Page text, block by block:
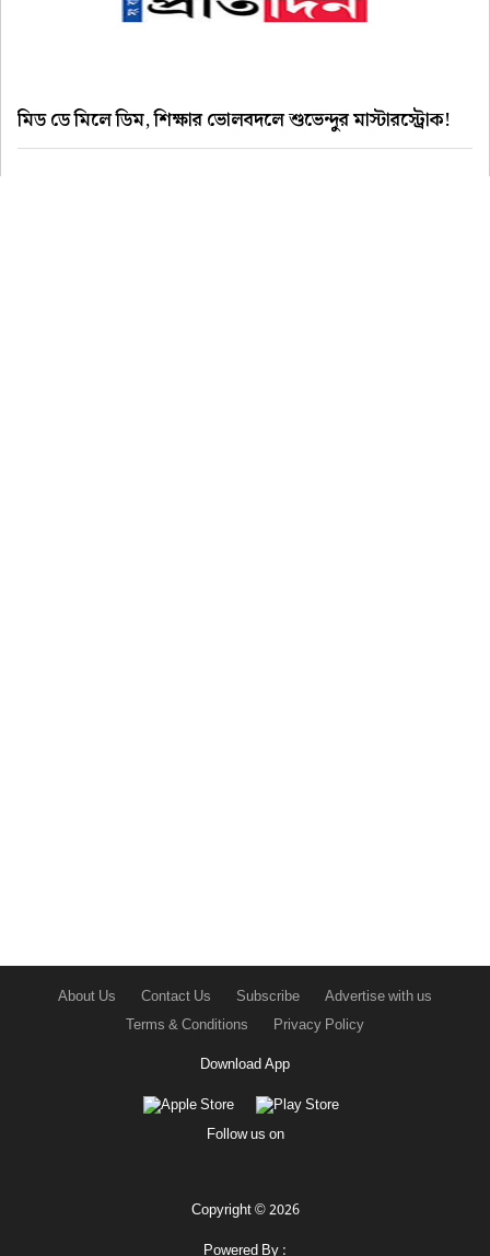
মিড ডে মিলে ডিম, শিক্ষার ভোলবদলে শুভেন্দুর মাস্টারস্ট্রোক!
About Us Contact Us Subscribe
Advertise with us
Terms & Conditions
Privacy Policy
Download App
Follow us on
Copyright © 2026
Powered By :